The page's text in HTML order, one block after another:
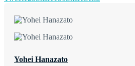
Yohei Hanazato